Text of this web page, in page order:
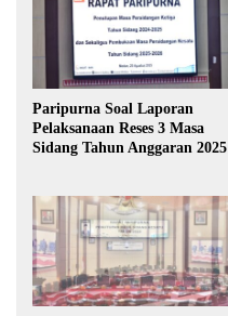
Paripurna Soal Laporan
Pelaksanaan Reses 3 Masa
Sidang Tahun Anggaran 2025